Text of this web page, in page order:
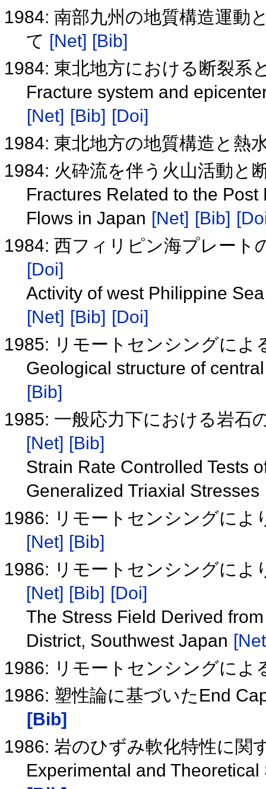
1984: 南部九州の地質構造運動
て [Net] [Bib]
1984: 東北地方における断裂系
Fracture system and
[Net] [Bib] [Doi]
1984: 東北地方の地質構造と熱
1984: 火砕流を伴う火山活動と
Fractures Related to the
Flows in Japan [Net] [Bib]
1984: 西フィリピン海プレート
[Doi]
Activity of west Philippine
[Net] [Bib] [Doi]
1985: リモートセンシングによ
Geological structure of
[Bib]
1985: 一般応力下における岩石
[Net] [Bib]
Strain Rate Controlled Tests
Generalized Triaxial Stresses
1986: リモートセンシングによ
[Net] [Bib]
1986: リモートセンシングによ
[Net] [Bib] [Doi]
The Stress Field Derived
District, Southwest Japan
1986: リモートセンシングによ
1986: 塑性論に基づいたEnd
[Bib]
1986: 岩のひずみ軟化特性に関
Experimental and